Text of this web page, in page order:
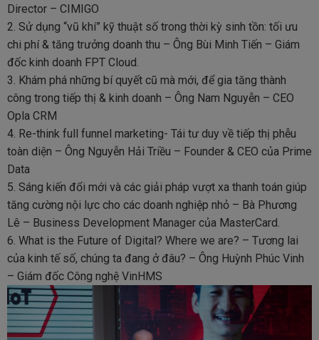
Director – CIMIGO
2. Sử dụng “vũ khí” kỹ thuật số trong thời kỳ sinh tồn: tối ưu
chi phí & tăng trưởng doanh thu – Ông Bùi Minh Tiến – Giám
đốc kinh doanh FPT Cloud.
3. Khám phá những bí quyết cũ mà mới, để gia tăng thành
công trong tiếp thị & kinh doanh – Ông Nam Nguyễn – CEO
Opla CRM
4. Re-think full funnel marketing- Tái tư duy về tiếp thị phễu
toàn diện – Ông Nguyễn Hải Triều – Founder & CEO của Prime
Data
5. Sáng kiến đổi mới và các giải pháp vượt xa thanh toán giúp
tăng cường nội lực cho các doanh nghiệp nhỏ – Bà Phương
Lê – Business Development Manager của MasterCard.
6. What is the Future of Digital? Where we are? – Tương lai
của kinh tế số, chúng ta đang ở đâu? – Ông Huỳnh Phúc Vinh
– Giám đốc Công nghệ VinHMS